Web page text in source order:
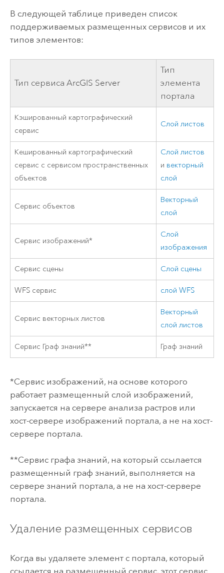
В следующей таблице приведен список
поддерживаемых размещенных сервисов и их
типов элементов:
Тип сервисаArcGIS Server
Тип
элемента
портала
Кэшированный картографический
сервис
Слой листов
Кешированный картографический
сервис с сервисом пространственных
объектов
Слой листов
и векторный
слой
Сервис объектов
Векторный
слой
Сервис изображений*
Слой
изображения
Сервис сцены Слой сцены
WFS сервис слой WFS
Сервис векторных листов
Векторный
слой листов
Сервис Граф знаний** Граф знаний
*Сервис изображений, на основе которого
работает размещенный слой изображений,
запускается на сервере анализа растров или
хост-сервере изображений портала, а не на хост-
сервере портала.
**Сервис графа знаний, на который ссылается
размещенный граф знаний, выполняется на
сервере знаний портала, а не на хост-сервере
портала.
Удаление размещенных сервисов
Когда вы удаляете элемент с портала, который